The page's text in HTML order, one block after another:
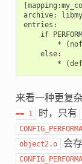
archive:
entries:
if
*
    else:
来看一种更复
== 1 时，只有
object2.o 会